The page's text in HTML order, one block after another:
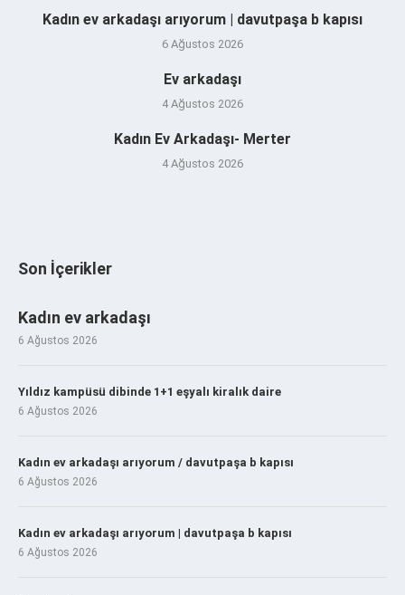
Kadın ev arkadaşı arıyorum | davutpaşa b kapısı
6 Ağustos 2026
Ev arkadaşı
4 Ağustos 2026
Kadın Ev Arkadaşı- Merter
4 Ağustos 2026
Son İçerikler
Kadın ev arkadaşı
6 Ağustos 2026
Yıldız kampüsü dibinde 1+1 eşyalı kiralık daire
6 Ağustos 2026
Kadın ev arkadaşı arıyorum / davutpaşa b kapısı
6 Ağustos 2026
Kadın ev arkadaşı arıyorum | davutpaşa b kapısı
6 Ağustos 2026